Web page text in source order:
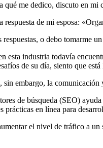
qué me dedico, discuto en
respuesta de mi esposa:
respuestas, o debo tomarme
esta industria todavía
de su día, siento que
embargo, la comunicación
de búsqueda (SEO)
prácticas en línea para
el nivel de tráfico a